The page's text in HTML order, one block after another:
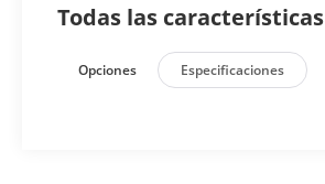
Todas las características
Opciones Especificaciones